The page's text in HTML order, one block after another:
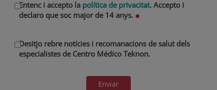
Entenc i accepto la política de privacitat. Accepto i
declaro que soc major de 14 anys.
Desitjo rebre notícies i recomanacions de salut dels
especialistes de Centro Médico Teknon.
Enviar